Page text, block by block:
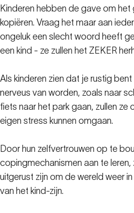
Kinderen hebben de gave om
kopiëren. Vraag het maar aan
ongeluk een slecht woord heeft
een kind - ze zullen het ZEKER
Als kinderen zien dat je rustig
nerveus van worden, zoals naar
fiets naar het park gaan, zullen ze
eigen stress kunnen omgaan.
Door hun zelfvertrouwen op te
copingmechanismen aan te leren,
uitgerust zijn om de wereld weer
van het kind-zijn.